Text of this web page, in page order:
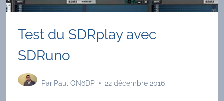
Test du SDRplay avec
SDRuno
Par Paul ON6DP 22 décembre 2016